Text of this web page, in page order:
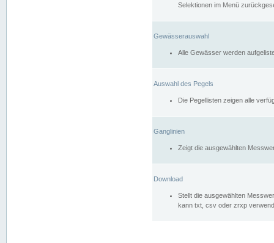
Selektionen im Menü
Gewässerauswahl
Alle Gewässer werden
Auswahl des Pegels
Die Pegellisten zeigen alle
Ganglinien
Zeigt die ausgewählten
Download
Stellt die ausgewählten
kann txt, csv oder zrxp